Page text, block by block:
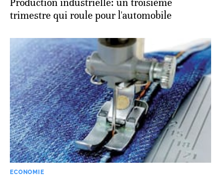
Production industrielle: un troisième
trimestre qui roule pour l'automobile
ECONOMIE